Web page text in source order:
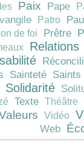
Paix Pape
Patro
de foi Prêtre
Relations
Sainteté Saints
Solidarité
Texte Théâtre
Vidéo
Web